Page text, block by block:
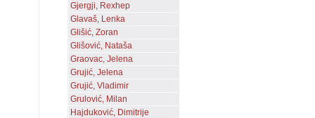
Gjergji, Rexhep
Glavaš, Lenka
Glišić, Zoran
Glišović, Nataša
Graovac, Jelena
Grujić, Jelena
Grujić, Vladimir
Grulović, Milan
Hajduković, Dimitrije